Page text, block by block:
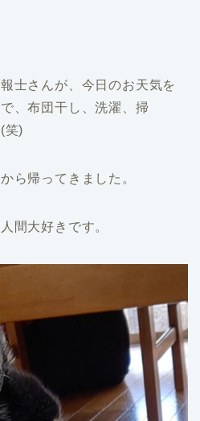
士さんが、今日のお天気を
、布団干し、洗濯、掃
笑)
ら帰ってきました。
間大好きです。